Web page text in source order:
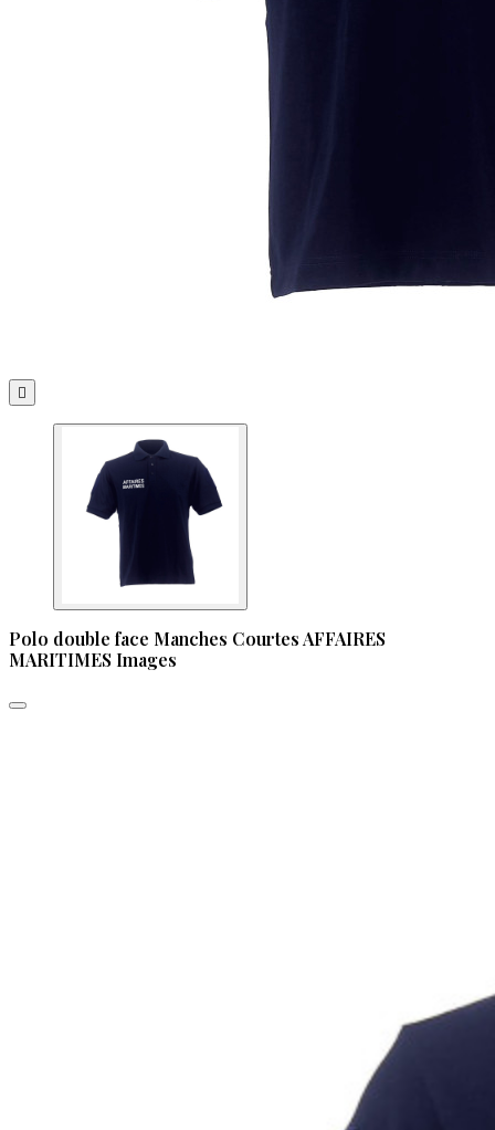

Polo double face Manches Courtes AFFAIRES
MARITIMES Images